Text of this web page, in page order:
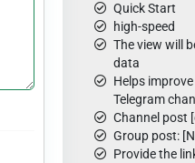
Quick Start
high-speed
The view will
data
Helps
Telegram
Channel post
Group post:
Provide the